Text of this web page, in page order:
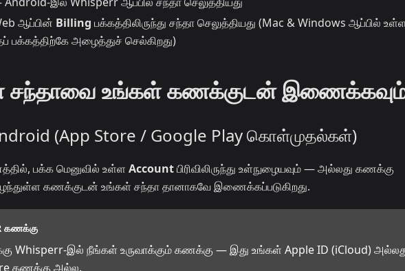
ஆப்பின் Billing பக்கத்திலிருந்து சந்தா செலுத்தியது (Mac & Windows ஆப்பில்
பக்கத்திற்கே அழைத்துச் செல்கிறது)
சந்தாவை உங்கள் கணக்குடன்
(App Store / Google Play கொள்முதல்கள்)
பக்க மெனுவில் உள்ள Accountபிரிவிலிருந்து உள்நுழையவும் — அல்லது கணக்கு
கணக்குடன் உங்கள் சந்தா தானாகவே இணைக்கப்படுகிறது.
கணக்கு
Whisperr-இல் நீங்கள் உருவாக்கும் கணக்கு — இது உங்கள் Apple ID (iCloud)
கணக்கு அல்ல.